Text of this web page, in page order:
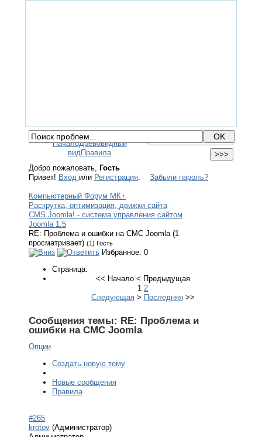
НачалоДревовидный
видПравила
Добро пожаловать, Гость
Привет! Вход или Регистрация. Забыли пароль?
Компьютерный Форум МК+
Раскрутка, оптимизация, движки сайта
CMS Joomla! - система управления сайтом
Joomla 1.5
RE: Проблема и ошибки на СМС Joomla (1
просматривает) (1) Гость
Избранное: 0
Страница:
<< Начало< Предыдущая
1 2
Следующая> Последняя>>
Сообщения темы: RE: Проблема и
ошибки на СМС Joomla
Опции
Создать новую тему
Новые сообщения
Правила
#265
krotov (Администратор)